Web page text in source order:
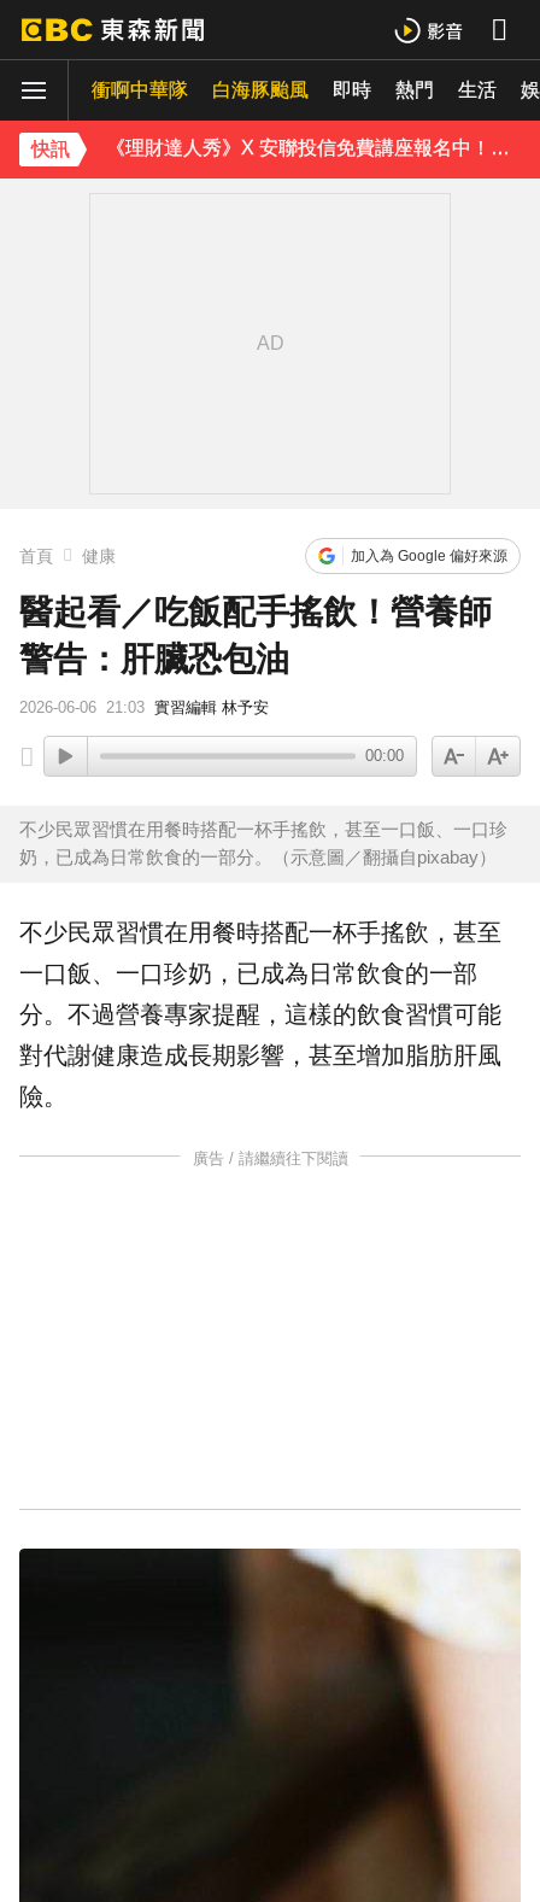
衝啊中華隊 白海豚颱風 即時 熱門 生活
快訊
下載東森App，隨時掌握天下大小事！
《理財達人秀》X 安聯投信免費講座報名中！搶先卡位 2027
孫淑媚首登JJA音樂節！被范曉萱1句話打動 放話秀超狂腹肌
首頁 健康 加入為 Google 偏好來源
醫起看／吃飯配手搖飲！營養師
警告：肝臟恐包油
2026-06-06 21:03 實習編輯 林予安
00:00
不少民眾習慣在用餐時搭配一杯手搖飲，甚至一口飯、一口珍
奶，已成為日常飲食的一部分。（示意圖／翻攝自pixabay）
不少民眾習慣在用餐時搭配一杯手搖飲 ，甚至
一口飯、一口珍奶，已成為日常飲食的一部
分。不過營養專家提醒，這樣的飲食習慣可能
對代謝健康造成長期影響，甚至增加脂肪肝風
險。
廣告 / 請繼續往下閱讀